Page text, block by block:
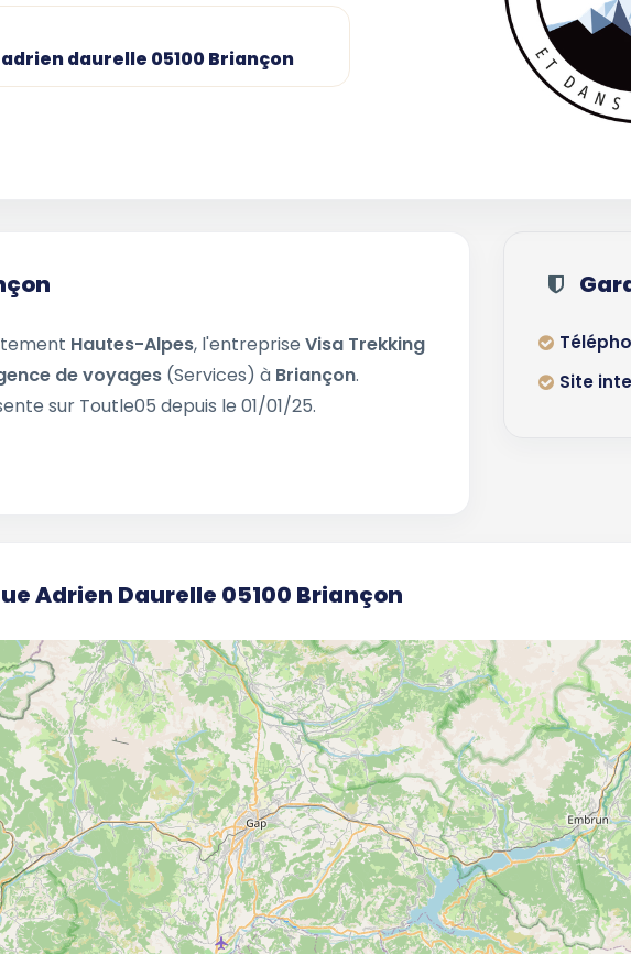
daurelle 05100 Briançon
Hautes-Alpes, l'entreprise Visa Trekking
de voyages (Services) à Briançon.
sur Toutle05 depuis le 01/01/25.
Site
Adrien Daurelle 05100 Briançon